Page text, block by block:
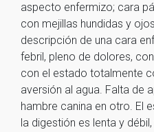
aspecto enfermizo; cara
con mejillas hundidas y
descripción de una cara
febril, pleno de dolores,
con el estado totalmente
aversión al agua. Falta de
hambre canina en otro. El
la digestión es lenta y